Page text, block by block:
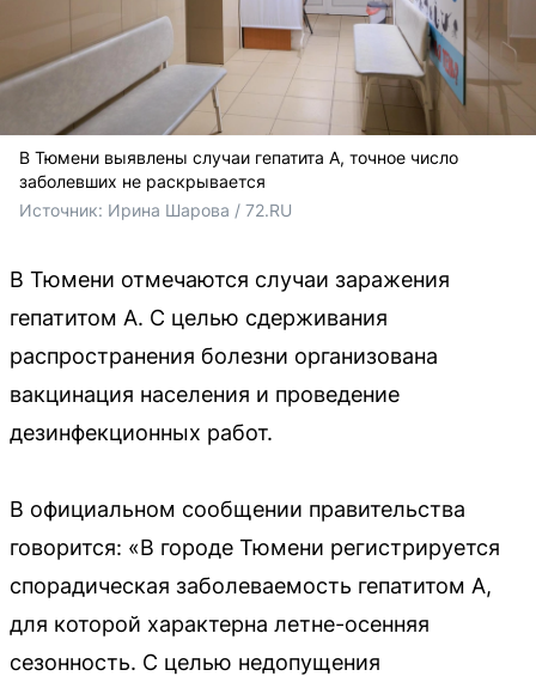
В Тюмени выявлены случаи гепатита А, точное число
заболевших не раскрывается
Источник: Ирина Шарова / 72.RU
В Тюмени отмечаются случаи заражения
гепатитом А. С целью сдерживания
распространения болезни организована
вакцинация населения и проведение
дезинфекционных работ.
В официальном сообщении правительства
говорится: «В городе Тюмени регистрируется
спорадическая заболеваемость гепатитом А,
для которой характерна летне-осенняя
сезонность. С целью недопущения